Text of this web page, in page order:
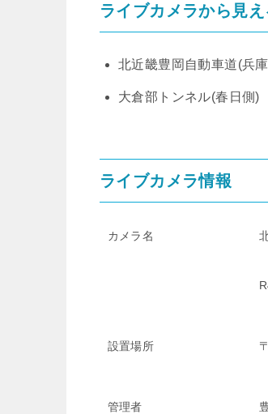
ライブカメラから見
北近畿豊岡自動車道(兵
大倉部トンネル(春日側)
ライブカメラ情報
カメラ名
設置場所
管理者